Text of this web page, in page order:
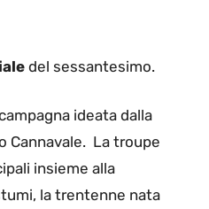
del sessantesimo.
ideata dalla
Cannavale. La troupe
insieme alla
la trentenne nata